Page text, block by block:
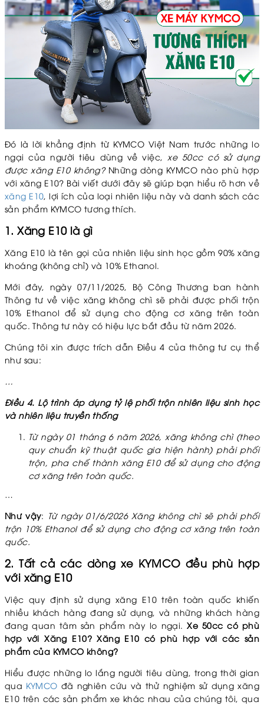
Đó là lời khẳng định từ KYMCO Việt Nam trước những lo
ngại của người tiêu dùng về việc, xe 50cc có sử dụng
được xăng E10 không?Những dòng KYMCO nào phù hợp
với xăng E10? Bài viết dưới đây sẽ giúp bạn hiểu rõ hơn về
xăng E10, lợi ích của loại nhiên liệu này và danh sách các
sản phẩm KYMCO tương thích.
1. Xăng E10 là gì
Xăng E10 là tên gọi của nhiên liệu sinh học gồm 90% xăng
khoáng (không chỉ) và 10% Ethanol.
Mới đây, ngày 07/11/2025, Bộ Công Thương ban hành
Thông tư về việc xăng không chì sẽ phải được phối trộn
10% Ethanol để sử dụng cho động cơ xăng trên toàn
quốc. Thông tư này có hiệu lực bắt đầu từ năm 2026.
Chúng tôi xin được trích dẫn Điều 4 của thông tư cụ thể
như sau:
…
Điều 4. Lộ trình áp dụng tỷ lệ phối trộn nhiên liệu sinh học
và nhiên liệu truyền thống
Từ ngày 01 tháng 6 năm 2026, xăng không chì (theo
quy chuẩn kỹ thuật quốc gia hiện hành) phải phối
trộn, pha chế thành xăng E10 để sử dụng cho động
cơ xăng trên toàn quốc.
…
Như vậy: Từ ngày 01/6/2026 Xăng không chì sẽ phải phối
trộn 10% Ethanol để sử dụng cho động cơ xăng trên toàn
quốc.
2. Tất cả các dòng xe KYMCO đều phù hợp
với xăng E10
Việc quy định sử dụng xăng E10 trên toàn quốc khiến
nhiều khách hàng đang sử dụng, và những khách hàng
đang quan tâm sản phẩm này lo ngại.Xe 50cc có phù
hợp với Xăng E10? Xăng E10 có phù hợp với các sản
phẩm của KYMCO không?
Hiểu được những lo lắng người tiêu dùng, trong thời gian
qua KYMCO đã nghiên cứu và thử nghiệm sử dụng xăng
E10 trên các sản phẩm xe khác nhau của chúng tôi, qua